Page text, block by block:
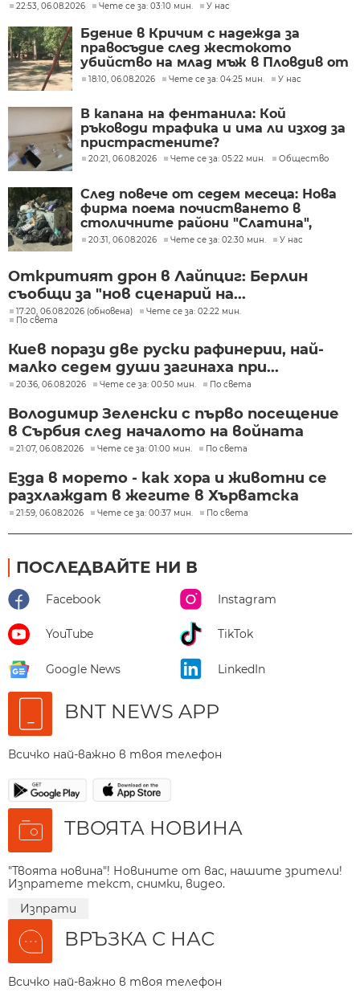
22:53, 06.08.2026 Чете се за: 03:10 мин. У нас
Бдение в Кричим с надежда за
правосъдие след жестокото
убийство на млад мъж в Пловдив от
тийнейджъри
18:10, 06.08.2026 Чете се за: 04:25 мин. У нас
В капана на фентанила: Кой
ръководи трафика и има ли изход за
пристрастените?
20:21, 06.08.2026 Чете се за: 05:22 мин. Общество
След повече от седем месеца: Нова
фирма поема почистването в
столичните райони "Слатина",
"Подуяне" и "Изгрев"
20:31, 06.08.2026 Чете се за: 02:30 мин. У нас
Откритият дрон в Лайпциг: Берлин
съобщи за "нов сценарий на...
17:20, 06.08.2026 (обновена)
Чете се за: 02:22 мин.
По света
Киев порази две руски рафинерии, най-
малко седем души загинаха при...
20:36, 06.08.2026 Чете се за: 00:50 мин. По света
Володимир Зеленски с първо посещение
в Сърбия след началото на войната
21:07, 06.08.2026 Чете се за: 01:00 мин. По света
Езда в морето - как хора и животни се
разхлаждат в жегите в Хърватска
21:59, 06.08.2026 Чете се за: 00:37 мин. По света
ПОСЛЕДВАЙТЕ НИ В
Facebook Instagram
YouTube TikTok
Google News LinkedIn
BNT NEWS APP
Всичко най-важно в твоя телефон
ТВОЯТА НОВИНА
"Твоята новина"! Новините от вас, нашите зрители!
Изпратете текст, снимки, видео.
Изпрати
ВРЪЗКА С НАС
Всичко най-важно в твоя телефон